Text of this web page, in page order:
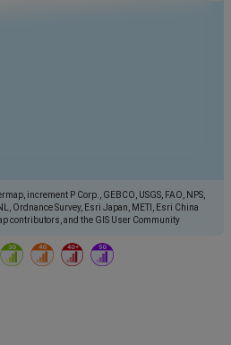
increment P Corp., GEBCO, USGS, FAO, NPS,
Ordnance Survey, Esri Japan, METI, Esri China
contributors, and the GIS User Community